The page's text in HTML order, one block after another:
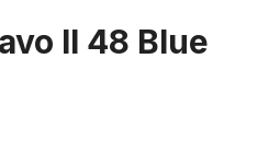
II 48 Blue